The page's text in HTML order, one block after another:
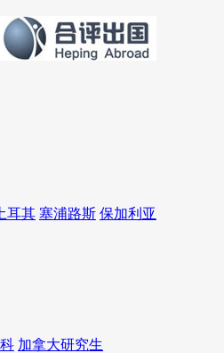
耳其 塞浦路斯 保加利亚
加拿大研究生